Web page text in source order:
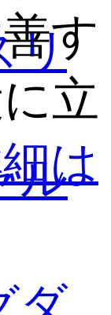
リ
ル
す
立
は